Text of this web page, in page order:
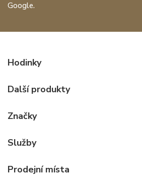
Google.
Hodinky
Dámské hodinky
Pilotní hodinky
Potápěčské hodinky
Další produkty
Ostatní doplňky
Značky
Cartier
Služby
Prodejní místa